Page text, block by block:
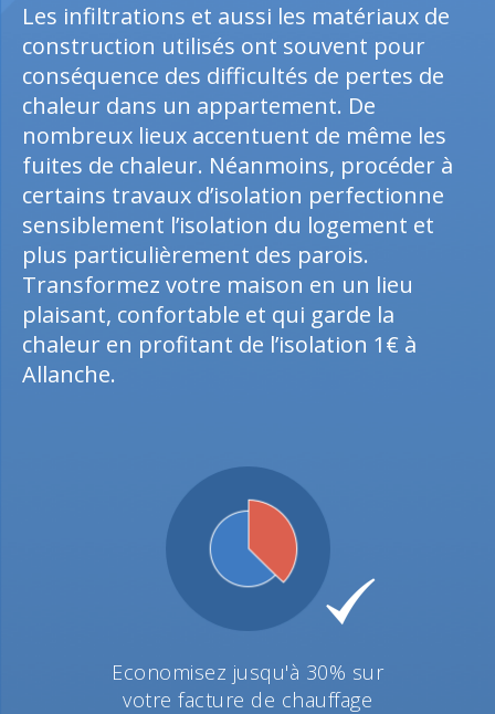
Les infiltrations et aussi les matériaux de
construction utilisés ont souvent pour
conséquence des difficultés de pertes de
chaleur dans un appartement. De
nombreux lieux accentuent de même les
fuites de chaleur. Néanmoins, procéder à
certains travaux d’isolation perfectionne
sensiblement l’isolation du logement et
plus particulièrement des parois.
Transformez votre maison en un lieu
plaisant, confortable et qui garde la
chaleur en profitant de l’isolation 1€ à
Allanche.
Economisez jusqu'à 30% sur
votre facture de chauffage